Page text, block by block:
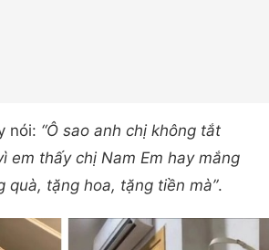
nói: “Ô sao anh chị không tắt
em thấy chị Nam Em hay mắng
quà, tặng hoa, tặng tiền mà”.